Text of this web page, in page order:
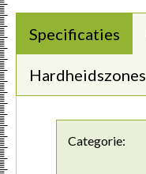
Specificaties
Hardheidszones
Categorie: